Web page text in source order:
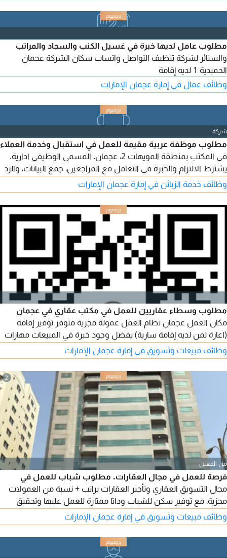
المتابعة المستمرة مع العملاء المحتملين واتمام عمليات البيع في
مطلوب عامل لديها خبرة في غسيل الكنب والسجاد والمراتب
والستائر لشركة تنظيف التواصل واتساب سكان الشركة عجمان
الحميدية 1 لديه إقامة
وظائف عمال في إمارة عجمان الإمارات
شركة
مطلوب موظفة عربية مقيمة للعمل في استقبال وخدمة العملاء
في المكتب بمنطقة المويهات 2، عجمان. المسمى الوظيفي ادارية.
يشترط الالتزام والخبرة في التعامل مع المراجعين، جمع البيانات، والرد
على استفسارات الجمهور. يجب على المتقدمة اتقان برامج
مايكروسوفت أوفيس (اكسل، وورد، وبوربوينت) وجميع استخدامات
الحاسوب والانترنت بما في ذلك واتساب ومواقع التواصل الاجتماعي
مثل انستجرام. المؤهل الدراسي المطلوب بكالوريوس
وظائف خدمة الزبائن في إمارة عجمان الإمارات
مطلوب وسطاء عقاريين للعمل في مكتب عقاري في عجمان
مكان العمل عجمان نظام العمل عمولة مجزية متوفر توفير إقامة
(اعارة لمن لديه إقامة سارية) يفضل وجود خبرة في المبيعات مهارات
تواصل واقناع قوية الجدية والقدرة على تحقيق التارجت فرصة مميزة
للانضمام الى فريق احترافي وتحقيق دخل مميز للتواصل يرجى إرسال
السيرة الذاتية عبر الخاص
وظائف مبيعات وتسويق في إمارة عجمان الإمارات
2
من المعلن
فرصة للعمل في مجال العقارات. مطلوب شباب للعمل في
مجال التسويق العقاري وتأجير العقارات براتب + نسبة من العمولات
مجزية، مع توفير سكن للشباب وداتا ممتازة للعمل عليها وتحقيق
أعلى نسبة. للتقدم للوظيفة يرجى إرسال السيرة الذاتية.
وظائف مبيعات وتسويق في إمارة عجمان الإمارات